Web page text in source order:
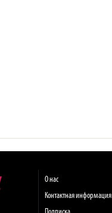
О нас
Контактная информация